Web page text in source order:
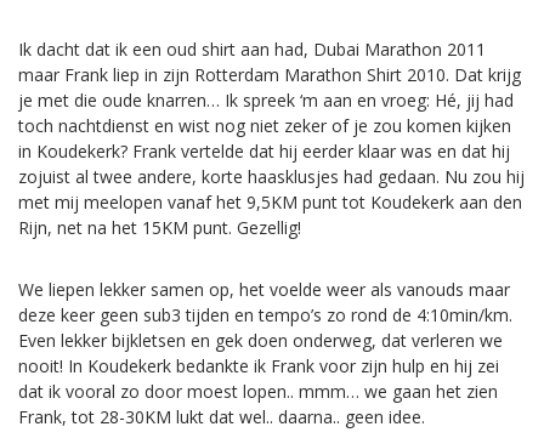
Ik dacht dat ik een oud shirt aan had, Dubai Marathon 2011
maar Frank liep in zijn Rotterdam Marathon Shirt 2010. Dat krijg
je met die oude knarren… Ik spreek ‘m aan en vroeg: Hé, jij had
toch nachtdienst en wist nog niet zeker of je zou komen kijken
in Koudekerk? Frank vertelde dat hij eerder klaar was en dat hij
zojuist al twee andere, korte haasklusjes had gedaan. Nu zou hij
met mij meelopen vanaf het 9,5KM punt tot Koudekerk aan den
Rijn, net na het 15KM punt. Gezellig!
We liepen lekker samen op, het voelde weer als vanouds maar
deze keer geen sub3 tijden en tempo’s zo rond de 4:10min/km.
Even lekker bijkletsen en gek doen onderweg, dat verleren we
nooit! In Koudekerk bedankte ik Frank voor zijn hulp en hij zei
dat ik vooral zo door moest lopen.. mmm… we gaan het zien
Frank, tot 28-30KM lukt dat wel.. daarna.. geen idee.